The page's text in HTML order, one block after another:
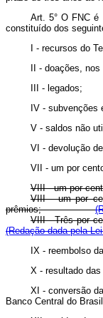
Art. 5° O FNC é
constituído dos
I - recursos do
II - doações,
III - legados;
IV - subvenções
V - saldos não
VI - devolução
VII - um por
VIII - um por
VIII - um por
prêmios;
VIII - Três por
(Redação dada pela
IX - reembolso
X - resultado
XI - conversão
Banco Central do